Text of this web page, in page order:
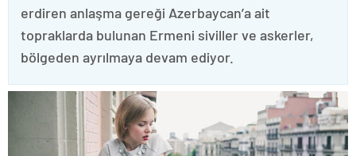
erdiren anlaşma gereği Azerbaycan’a ait
topraklarda bulunan Ermeni siviller ve askerler,
bölgeden ayrılmaya devam ediyor.